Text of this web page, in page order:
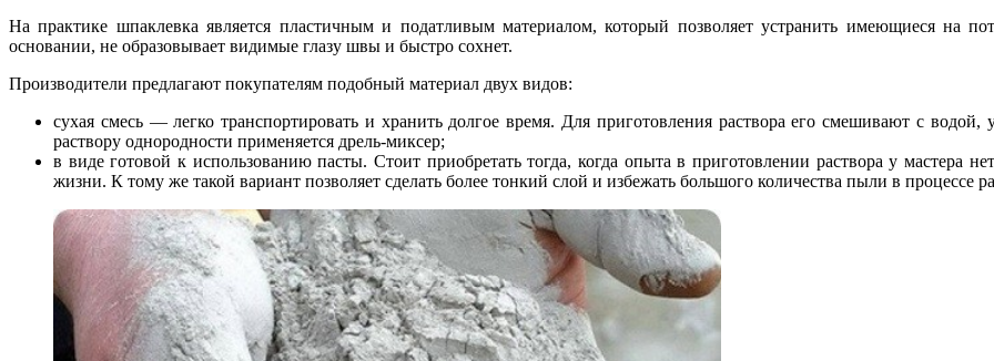
На практике шпаклевка является пластичным и податливым материалом, который позволяет устранить имеющиеся на
основании, не образовывает видимые глазу швы и быстро сохнет.
Производители предлагают покупателям подобный материал двух видов:
сухая смесь — легко транспортировать и хранить долгое время. Для приготовления раствора его смешивают с
раствору однородности применяется дрель-миксер;
в виде готовой к использованию пасты. Стоит приобретать тогда, когда опыта в приготовлении раствора у мастера
жизни. К тому же такой вариант позволяет сделать более тонкий слой и избежать большого количества пыли в процессе